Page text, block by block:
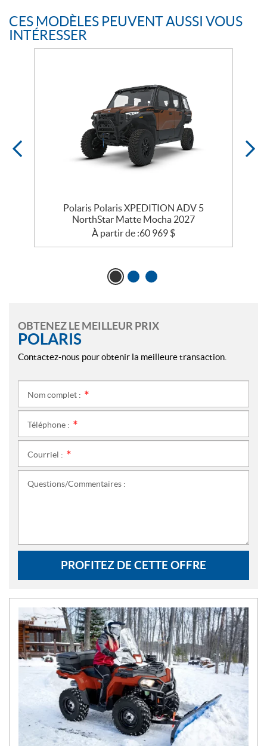
CES MODÈLES PEUVENT AUSSI VOUS
INTÉRESSER
Polaris Polaris XPEDITION ADV 5
NorthStar Matte Mocha 2027
À partir de :60 969 $
OBTENEZ LE MEILLEUR PRIX
POLARIS
Contactez-nous pour obtenir la meilleure transaction.
Nom complet :
Téléphone :
Courriel :
Questions/Commentaires :
PROFITEZ DE CETTE OFFRE
N
O
U
V
E
E